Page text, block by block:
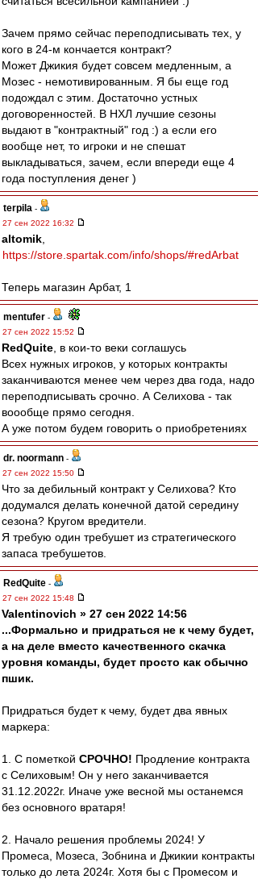
Зачем прямо сейчас переподписывать тех, у
кого в 24-м кончается контракт?
Может Джикия будет совсем медленным, а
Мозес - немотивированным. Я бы еще год
подождал с этим. Достаточно устных
договоренностей. В НХЛ лучшие сезоны
выдают в "контрактный" год :) а если его
вообще нет, то игроки и не спешат
выкладываться, зачем, если впереди еще 4
года поступления денег )
terpila -
27 сен 2022 16:32
altomik
https://store.spartak.com/info/shops/#redArbat
Теперь магазин Арбат, 1
mentufer -
27 сен 2022 15:52
RedQuite , в кои-то веки соглашусь
Всех нужных игроков, у которых контракты
заканчиваются менее чем через два года, надо
переподписывать срочно. А Селихова - так
воообще прямо сегодня.
А уже потом будем говорить о приобретениях
dr. noormann -
27 сен 2022 15:50
Что за дебильный контракт у Селихова? Кто
додумался делать конечной датой середину
сезона? Кругом вредители.
Я требую один требушет из стратегического
запаса требушетов.
RedQuite -
27 сен 2022 15:48
Valentinovich » 27 сен 2022 14:56
...Формально и придраться не к чему будет,
а на деле вместо качественного скачка
уровня команды, будет просто как обычно
пшик.
Придраться будет к чему, будет два явных
маркера:
1. С пометкой СРОЧНО! Продление контракта
с Селиховым! Он у него заканчивается
31.12.2022г. Иначе уже весной мы останемся
без основного вратаря!
2. Начало решения проблемы 2024! У
Промеса, Мозеса, Зобнина и Джикии контракты
только до лета 2024г. Хотя бы с Промесом и